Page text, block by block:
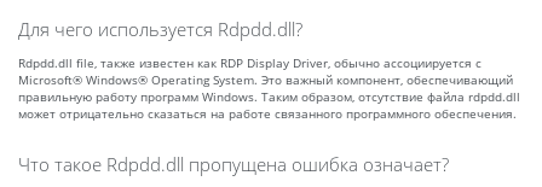
Для чего используется Rdpdd.dll?
Rdpdd.dll file, также известен как RDP Display Driver, обычно ассоциируется с
Microsoft® Windows® Operating System. Это важный компонент, обеспечивающий
правильную работу программ Windows. Таким образом, отсутствие файла rdpdd.dll
может отрицательно сказаться на работе связанного программного обеспечения.
Что такое Rdpdd.dll пропущена ошибка означает?